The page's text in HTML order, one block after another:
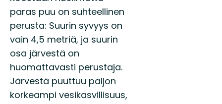
paras puu on suhteellinen
perusta: Suurin syvyys on
vain 4,5 metriä, ja suurin
osa järvestä on
huomattavasti perustaja.
Järvestä puuttuu paljon
korkeampi vesikasvillisuus,